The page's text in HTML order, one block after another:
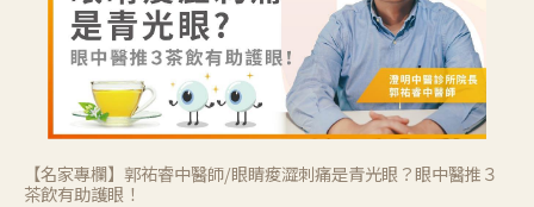
【名家專欄】郭祐睿中醫師/眼睛痠澀刺痛是青光眼？眼中醫推３
茶飲有助護眼！